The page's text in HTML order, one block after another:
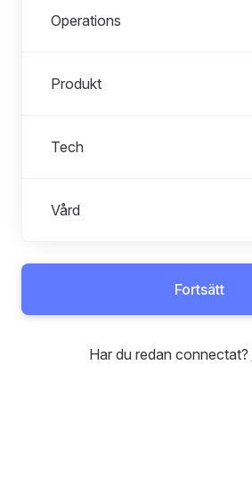
Operations
Produkt
Tech
Vård
Fortsätt
Har du redan connectat?